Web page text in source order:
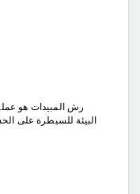
البيئة للسيطرة على